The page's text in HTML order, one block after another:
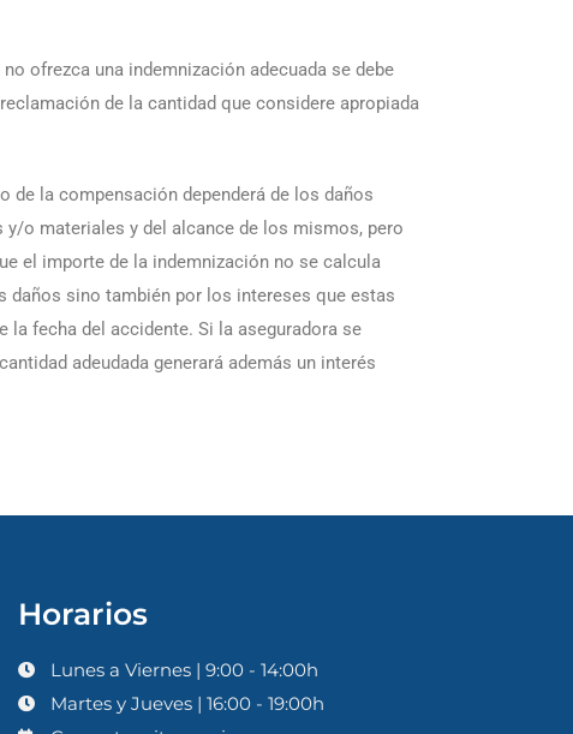
ofrezca una indemnización adecuada se debe
de la cantidad que considere apropiada
de la compensación dependerá de los daños
y/o materiales y del alcance de los mismos, pero
el importe de la indemnización no se calcula
daños sino también por los intereses que estas
la fecha del accidente. Si la aseguradora se
adeudada generará además un interés
Horarios
Lunes a Viernes | 9:00 - 14:00h
Martes y Jueves | 16:00 - 19:00h